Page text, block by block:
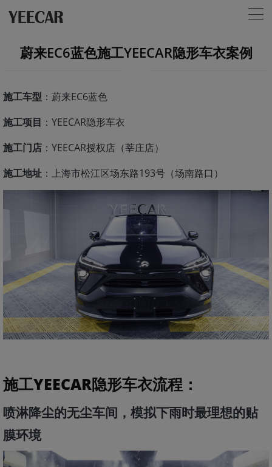
蔚来EC6蓝色施工YEECAR隐形车衣案例
施工车型 ：蔚来EC6蓝色
施工项目 ：YEECAR隐形车衣
施工门店 ：YEECAR授权店（莘庄店）
施工地址 ：上海市松江区场东路193号（场南路口）
施工YEECAR隐形车衣流程 ：
喷淋降尘的无尘车间，模拟下雨时最理想的贴
膜环境